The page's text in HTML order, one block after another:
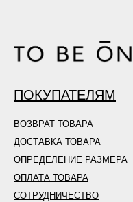
ПОКУПАТЕЛЯМ
ВОЗВРАТ ТОВАРА
ДОСТАВКА ТОВАРА
ОПРЕДЕЛЕНИЕ РАЗМЕРА
ОПЛАТА ТОВАРА
СОТРУДНИЧЕСТВО